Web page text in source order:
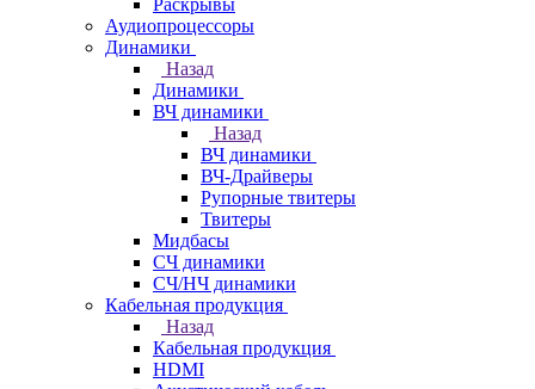
Раскрывы
Аудиопроцессоры
Динамики
Назад
Динамики
ВЧ динамики
Назад
ВЧ динамики
ВЧ-Драйверы
Рупорные твитеры
Твитеры
Мидбасы
СЧ динамики
СЧ/НЧ динамики
Кабельная продукция
Назад
Кабельная продукция
HDMI